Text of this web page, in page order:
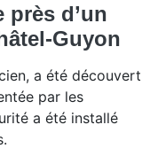
près d’un
Guyon
a été découvert
par les
a été installé